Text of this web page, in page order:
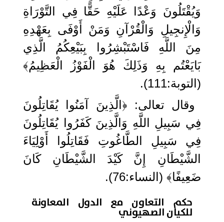
وَيُقْتَلُونَ وَعْدًا عَلَيْهِ حَقًّا فِي التَّوْرَاةِ
وَالْإِنجِيلِ وَالْقُرْآنِ وَمَنْ أَوْفَى بِعَهْدِهِ
مِنَ اللَّهِ فَاسْتَبْشِرُوا بِبَيْعِكُمُ الَّذِي
بَايَعْتُم بِهِ وَذَلِكَ هُوَ الْفَوْزُ الْعَظِيمُ﴾
(التوبة:111).
وقال تعالى: ﴿الَّذِينَ آمَنُوا يُقَاتِلُونَ
فِي سَبِيلِ اللَّهِ وَالَّذِينَ كَفَرُوا يُقَاتِلُونَ
فِي سَبِيلِ الطَّاغُوتِ فَقَاتِلُوا أَوْلِيَاءَ
الشَّيْطَانِ إِنَّ كَيْدَ الشَّيْطَانِ كَانَ
ضَعِيفًا﴾ (النساء:76).
حكم التعاون مع الدول المعاونة
للكيان الصهيوني